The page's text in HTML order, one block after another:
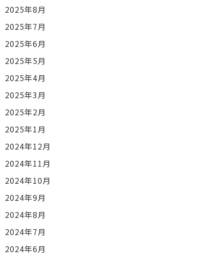
2025年8月
2025年7月
2025年6月
2025年5月
2025年4月
2025年3月
2025年2月
2025年1月
2024年12月
2024年11月
2024年10月
2024年9月
2024年8月
2024年7月
2024年6月